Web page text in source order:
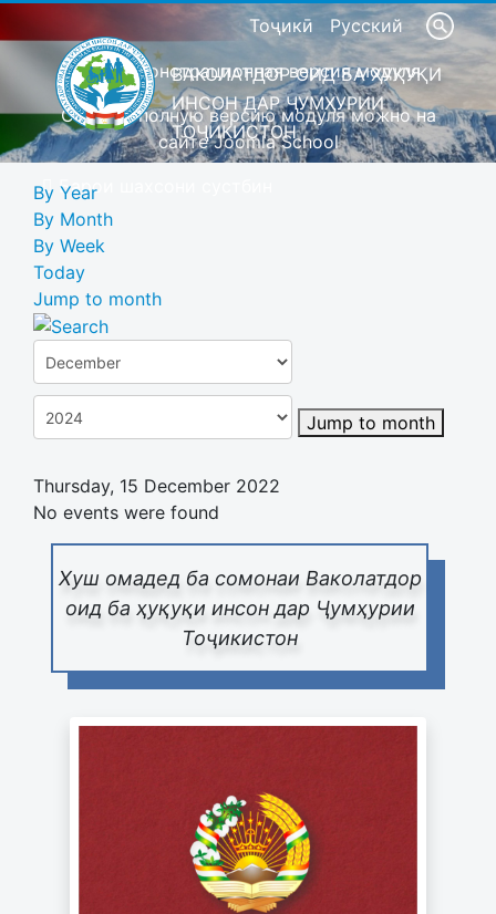
Тоҷикӣ Русский
Это демонстрационная версия модуля
Скачать полную версию модуля можно на
сайте Joomla School
Барои шахсони сустбин
ВАКОЛАТДОР ОИД БА ҲУҚУҚИ
ИНСОН ДАР ҶУМҲУРИИ
ТОҶИКИСТОН
Хуш омадед ба сомонаи Ваколатдор
оид ба ҳуқуқи инсон дар Ҷумҳурии
Тоҷикистон
By Year
By Month
By Week
Today
Jump to month
Jump to month
Thursday, 15 December 2022
No events were found